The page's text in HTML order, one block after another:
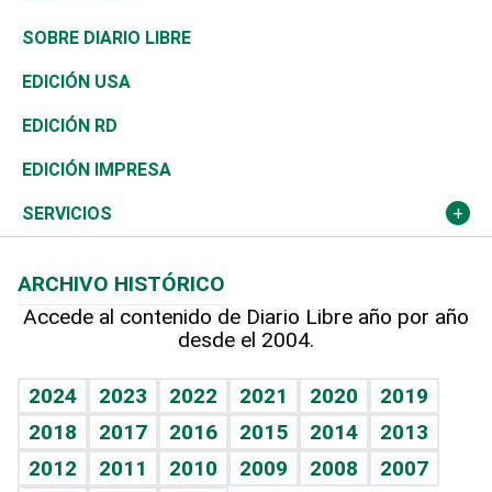
José Boquete
Reportajes
Asia
África
Ocenanía
Caribe
Resto del mundo
Consumo
Vivienda
Telecom.
Global y variable
Economía personal
Belleza
Buena Vida
Sociales
Novedades
Podcast Arte Libre
Hablando con el pediatra
Vida y familia
Eñe
Celebrando la vida
Golf
Ciclismo
Tenis
Olimpismo
Más deportes
Línea de hit
TBT Deportivo
De buena tinta
En Directo
El Espía
Noticiero Poteleche
Columnistas
Más firmas
Clima
Tecnología
Historia
Martes de tecnología
Cambio climático
Mundo
Economía
Revista
Deportes
Opinión
Hecho en casa
Guía del dinero
SOBRE DIARIO LIBRE
EDICIÓN USA
EDICIÓN RD
EDICIÓN IMPRESA
SERVICIOS
Cumpleaños
Horóscopos
Crucigramas
ARCHIVO HISTÓRICO
Accede al contenido de Diario Libre año por año
desde el 2004.
2024 2023 2022 2021 2020
2019
2018
2017 2016 2015 2014
2013
2012
2011 2010 2009 2008
2007